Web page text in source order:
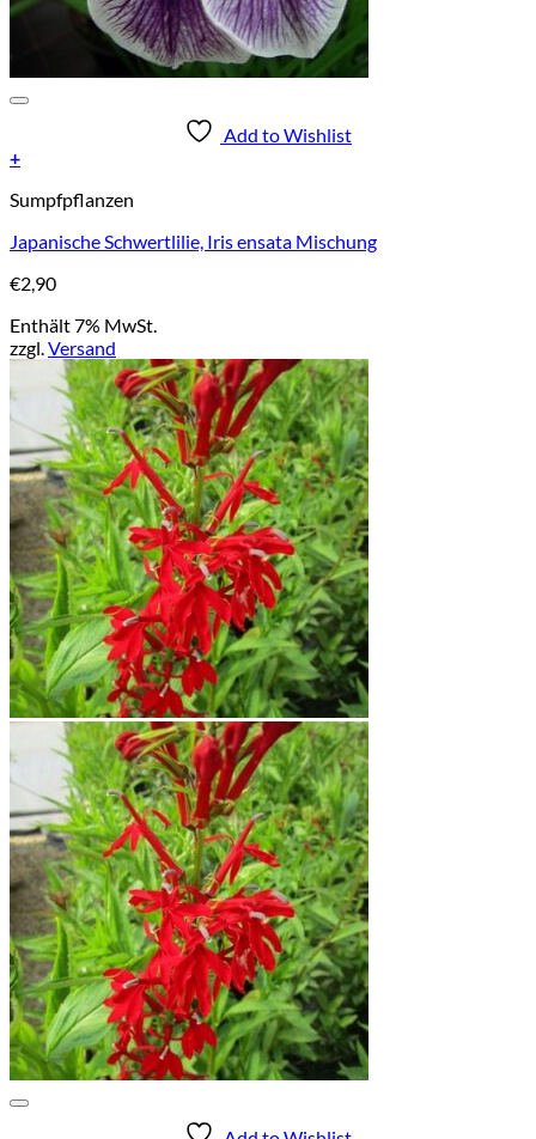
Add to Wishlist
+
Sumpfpflanzen
Japanische Schwertlilie, Iris ensata Mischung
€2,90
Enthält 7% MwSt.
zzgl.Versand